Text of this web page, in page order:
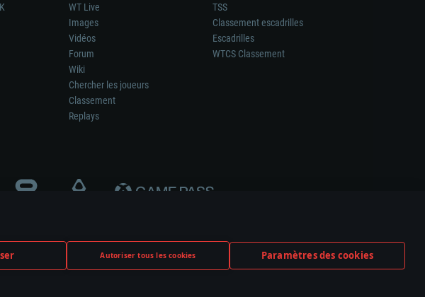
Autoriser tous les cookies Paramètres des cookies
WT Live
Images
Vidéos
Forum
Wiki
Chercher les joueurs
Classement
Replays
TSS
Classement escadrilles
Escadrilles
WTCS Classement
ou à l’approbation de tout fabricant d’armes ou de véhicule.